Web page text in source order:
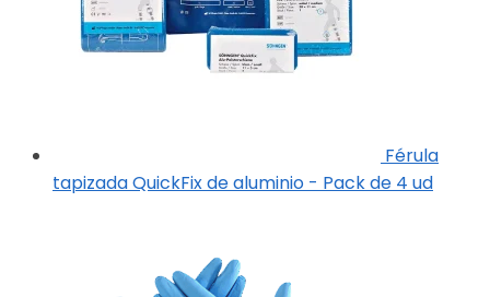
Férula
tapizada QuickFix de aluminio - Pack de 4 ud